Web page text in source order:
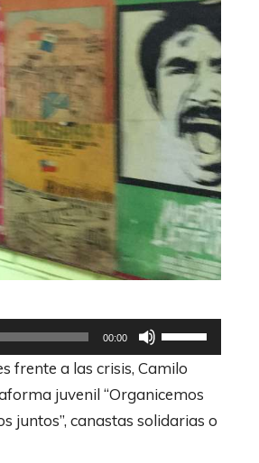
00:00
U
t
frente a las crisis, Camilo
juvenil “Organicemos
juntos”, canastas solidarias o